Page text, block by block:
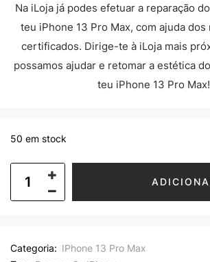
Na iLoja já podes efetuar a reparação
teu iPhone 13 Pro Max, com ajuda
certificados. Dirige-te à iLoja mais
possamos ajudar e retomar a estética
teu iPhone 13 Pro Max!
50 em stock
Categoria: IPhone 13 Pro Max